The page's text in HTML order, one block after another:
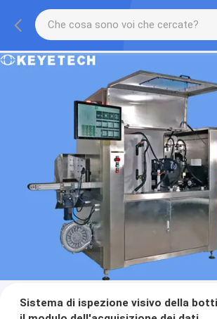
Sistema di ispezione visivo della